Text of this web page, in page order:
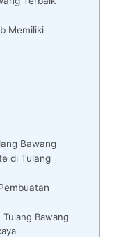
Memiliki
Bawang
di Tulang
Bawang